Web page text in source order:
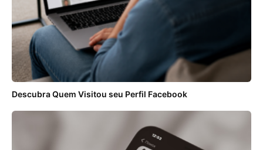
Descubra Quem Visitou seu Perfil Facebook